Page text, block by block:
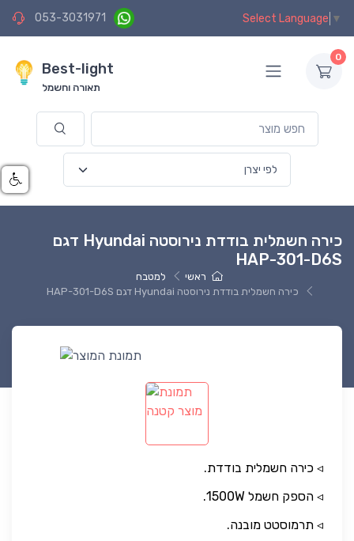
053-3031971 Select Language ▼
Best-light
תאורה וחשמל
0
כירה חשמלית בודדת נירוסטה Hyundai דגם
HAP-301-D6S
ראשי
למטבח
כירה חשמלית בודדת נירוסטה Hyundai דגם HAP-301-D6S
◃ כירה חשמלית בודדת.
◃ הספק חשמל 1500W.
◃ תרמוסטט מובנה.